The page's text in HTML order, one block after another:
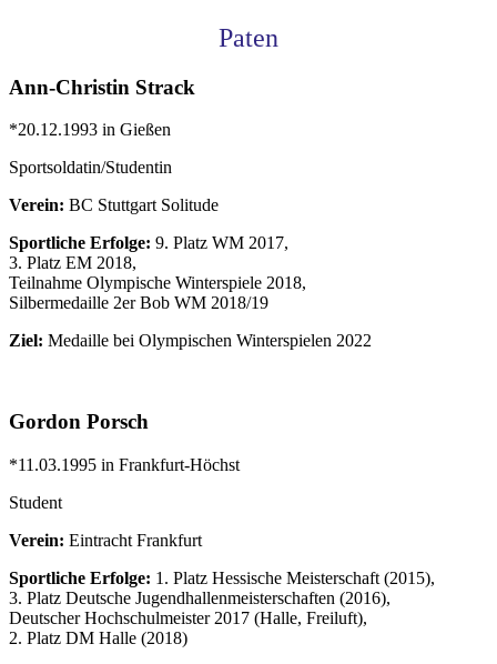
Paten
Ann-Christin Strack
*20.12.1993 in Gießen
Sportsoldatin/Studentin
Verein: BC Stuttgart Solitude
Sportliche Erfolge: 9. Platz WM 2017,
3. Platz EM 2018,
Teilnahme Olympische Winterspiele 2018,
Silbermedaille 2er Bob WM 2018/19
Ziel: Medaille bei Olympischen Winterspielen 2022
Gordon Porsch
*11.03.1995 in Frankfurt-Höchst
Student
Verein: Eintracht Frankfurt
Sportliche Erfolge: 1. Platz Hessische Meisterschaft (2015),
3. Platz Deutsche Jugendhallenmeisterschaften (2016),
Deutscher Hochschulmeister 2017 (Halle, Freiluft),
2. Platz DM Halle (2018)